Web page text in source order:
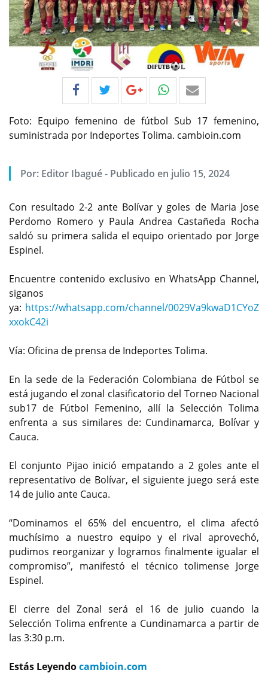
Foto: Equipo femenino de fútbol Sub 17 femenino,
suministrada por Indeportes Tolima. cambioin.com
Por: Editor Ibagué- Publicado en julio 15, 2024
Con resultado 2-2 ante Bolívar y goles de Maria Jose
Perdomo Romero y Paula Andrea Castañeda Rocha
saldó su primera salida el equipo orientado por Jorge
Espinel.
Encuentre contenido exclusivo en WhatsApp Channel,
siganos
ya: https://whatsapp.com/channel/0029Va9kwaD1CYoZ
xxokC42i
Vía: Oficina de prensa de Indeportes Tolima.
En la sede de la Federación Colombiana de Fútbol se
está jugando el zonal clasificatorio del Torneo Nacional
sub17 de Fútbol Femenino, allí la Selección Tolima
enfrenta a sus similares de: Cundinamarca, Bolívar y
Cauca.
El conjunto Pijao inició empatando a 2 goles ante el
representativo de Bolívar, el siguiente juego será este
14 de julio ante Cauca.
“Dominamos el 65% del encuentro, el clima afectó
muchísimo a nuestro equipo y el rival aprovechó,
pudimos reorganizar y logramos finalmente igualar el
compromiso”, manifestó el técnico tolimense Jorge
Espinel.
El cierre del Zonal será el 16 de julio cuando la
Selección Tolima enfrente a Cundinamarca a partir de
las 3:30 p.m.
Estás Leyendocambioin.com